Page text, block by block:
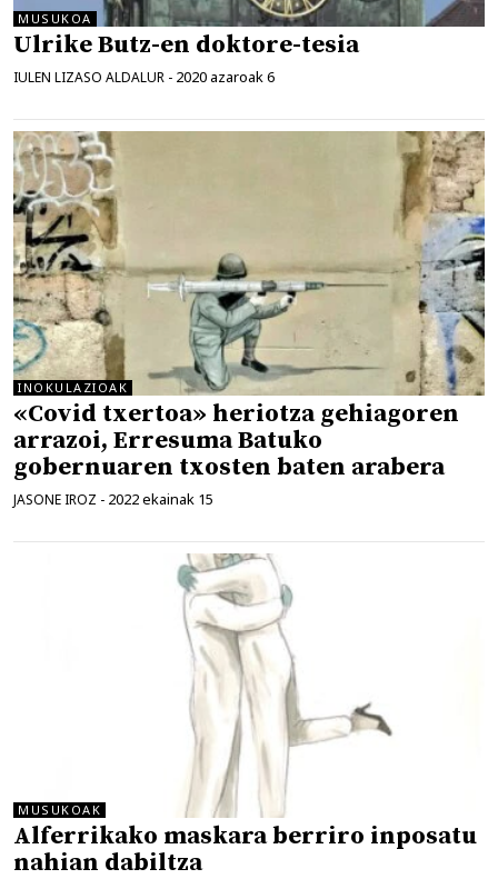
MUSUKOA
Ulrike Butz-en doktore-tesia
IULEN LIZASO ALDALUR - 2020 azaroak 6
INOKULAZIOAK
«Covid txertoa» heriotza gehiagoren
arrazoi, Erresuma Batuko
gobernuaren txosten baten arabera
JASONE IROZ - 2022 ekainak 15
MUSUKOAK
Alferrikako maskara berriro inposatu
nahian dabiltza